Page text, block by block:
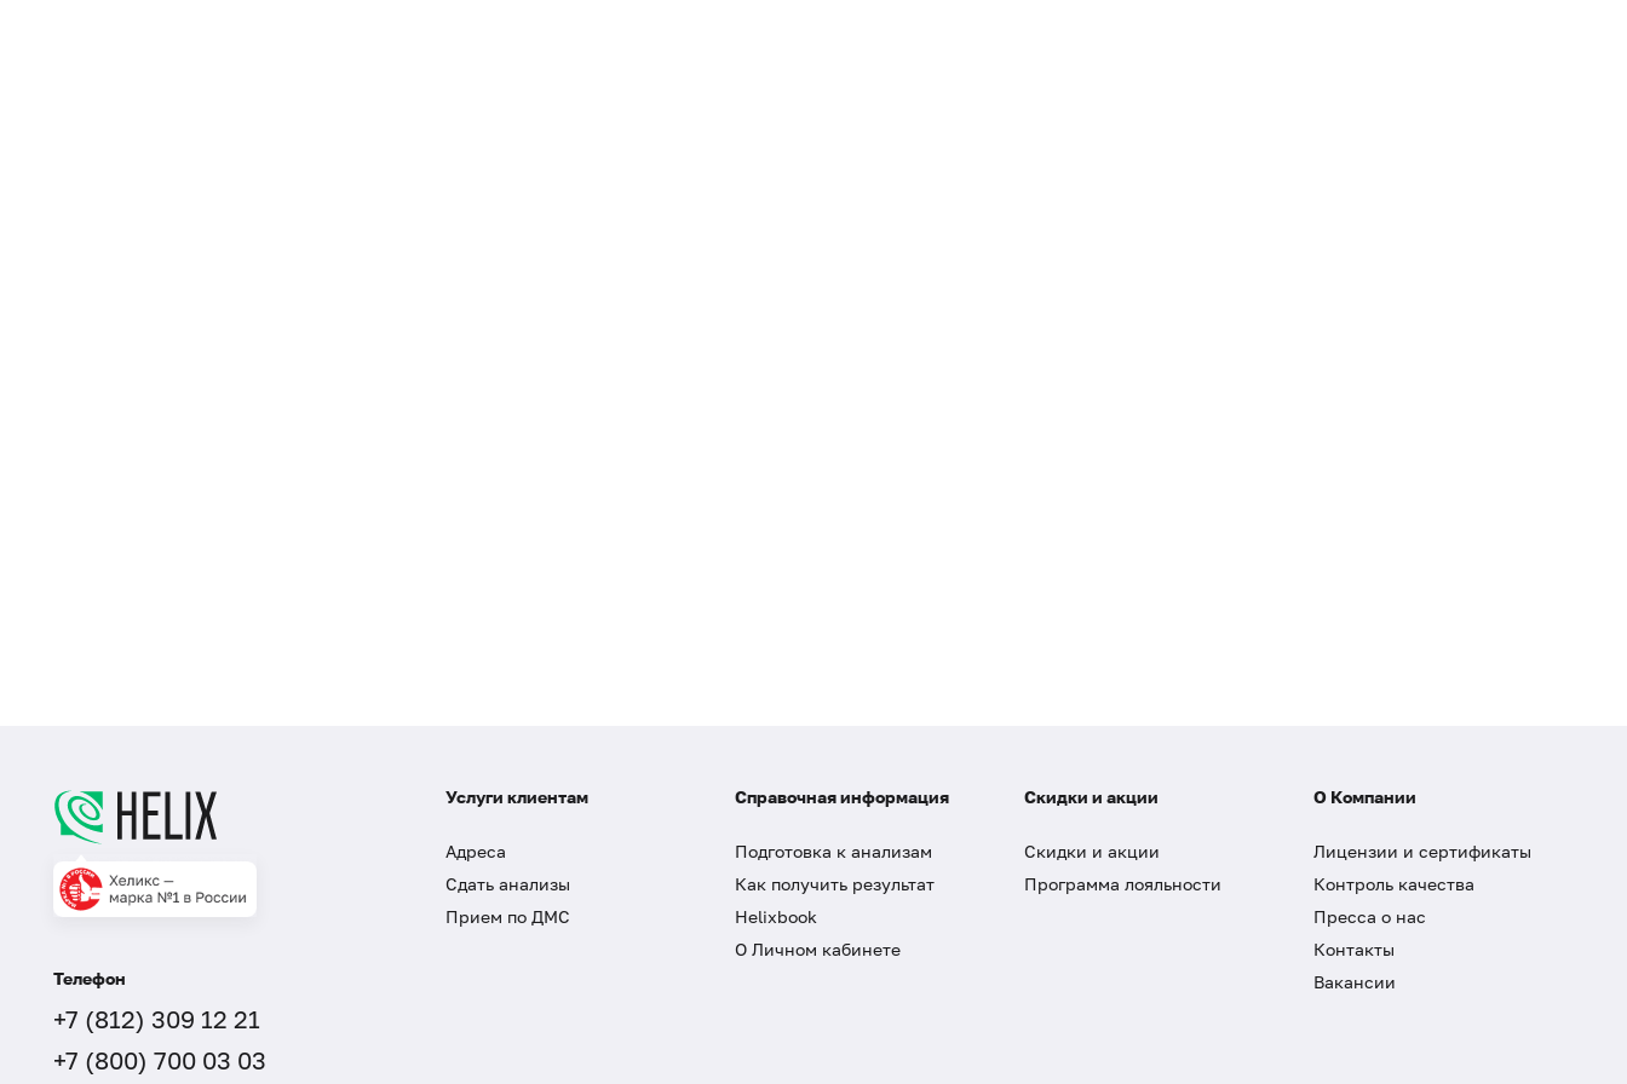
Телефон
+7 (812) 309 12 21
+7 (800) 700 03 03
Услуги клиентам
Адреса
Сдать анализы
Прием по ДМС
Справочная информация
Подготовка к анализам
Как получить результат
Helixbook
О Личном кабинете
Скидки и акции
Скидки и акции
Программа лояльности
О Компании
Лицензии и сертификаты
Контроль качества
Пресса о нас
Контакты
Вакансии